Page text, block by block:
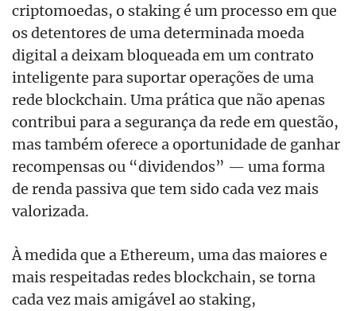
criptomoedas, o staking é um processo em que
os detentores de uma determinada moeda
digital a deixam bloqueada em um contrato
inteligente para suportar operações de uma
rede blockchain. Uma prática que não apenas
contribui para a segurança da rede em questão,
mas também oferece a oportunidade de ganhar
recompensas ou “dividendos” — uma forma
de renda passiva que tem sido cada vez mais
valorizada.
À medida que a Ethereum, uma das maiores e
mais respeitadas redes blockchain, se torna
cada vez mais amigável ao staking,